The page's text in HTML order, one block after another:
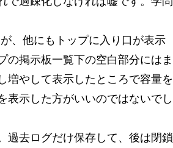
、他にもトップに入り口が表示
の掲示板一覧下の空白部分にはま
増やして表示したところで容量を
表示した方がいいのではないでし
去ログだけ保存して、後は閉鎖